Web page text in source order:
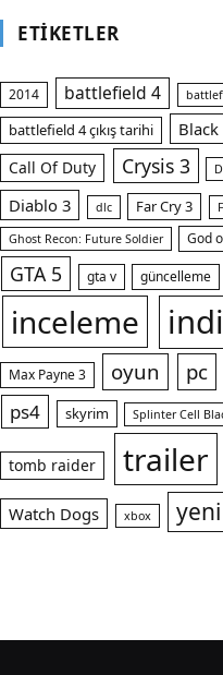
ETIKETLER
2014 battlefield 4
battlefield 4 çıkış tarihi
Call Of Duty Crysis 3
Diablo 3 dlc Far Cry 3
Ghost Recon: Future Soldier God
GTA 5 gta v güncelleme
inceleme
Max Payne 3 oyun pc
ps4 skyrim Splinter Cell
tomb raider trailer
Watch Dogs xbox yeni